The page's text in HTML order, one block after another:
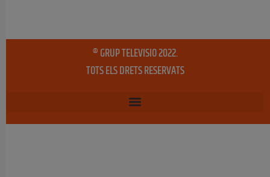
® GRUP TELEVISIO 2022.
TOTS ELS DRETS RESERVATS